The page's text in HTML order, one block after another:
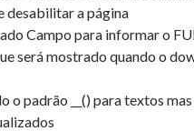
desabilitar a página
Campo para informar o
será mostrado quando o
o padrão __() para textos